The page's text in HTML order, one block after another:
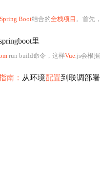
Spring Boot结合的全栈项目 。首先
里
run build命令，这样Vue.js会根据
南： 从环境配置到联调部署